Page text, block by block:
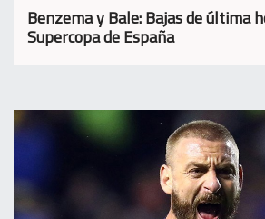
Benzema y Bale: Bajas de última
Supercopa de España